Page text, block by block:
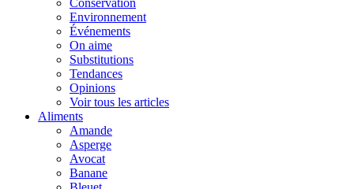
Conservation
Environnement
Événements
On aime
Substitutions
Tendances
Opinions
Voir tous les articles
Aliments
Amande
Asperge
Avocat
Banane